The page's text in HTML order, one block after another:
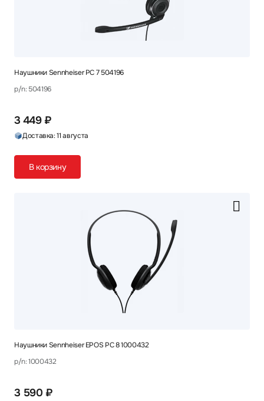
Наушники Sennheiser PC 7 504196
p/n: 504196
3 449 ₽
Доставка: 11 августа
В корзину
Наушники Sennheiser EPOS PC 8 1000432
p/n: 1000432
3 590 ₽